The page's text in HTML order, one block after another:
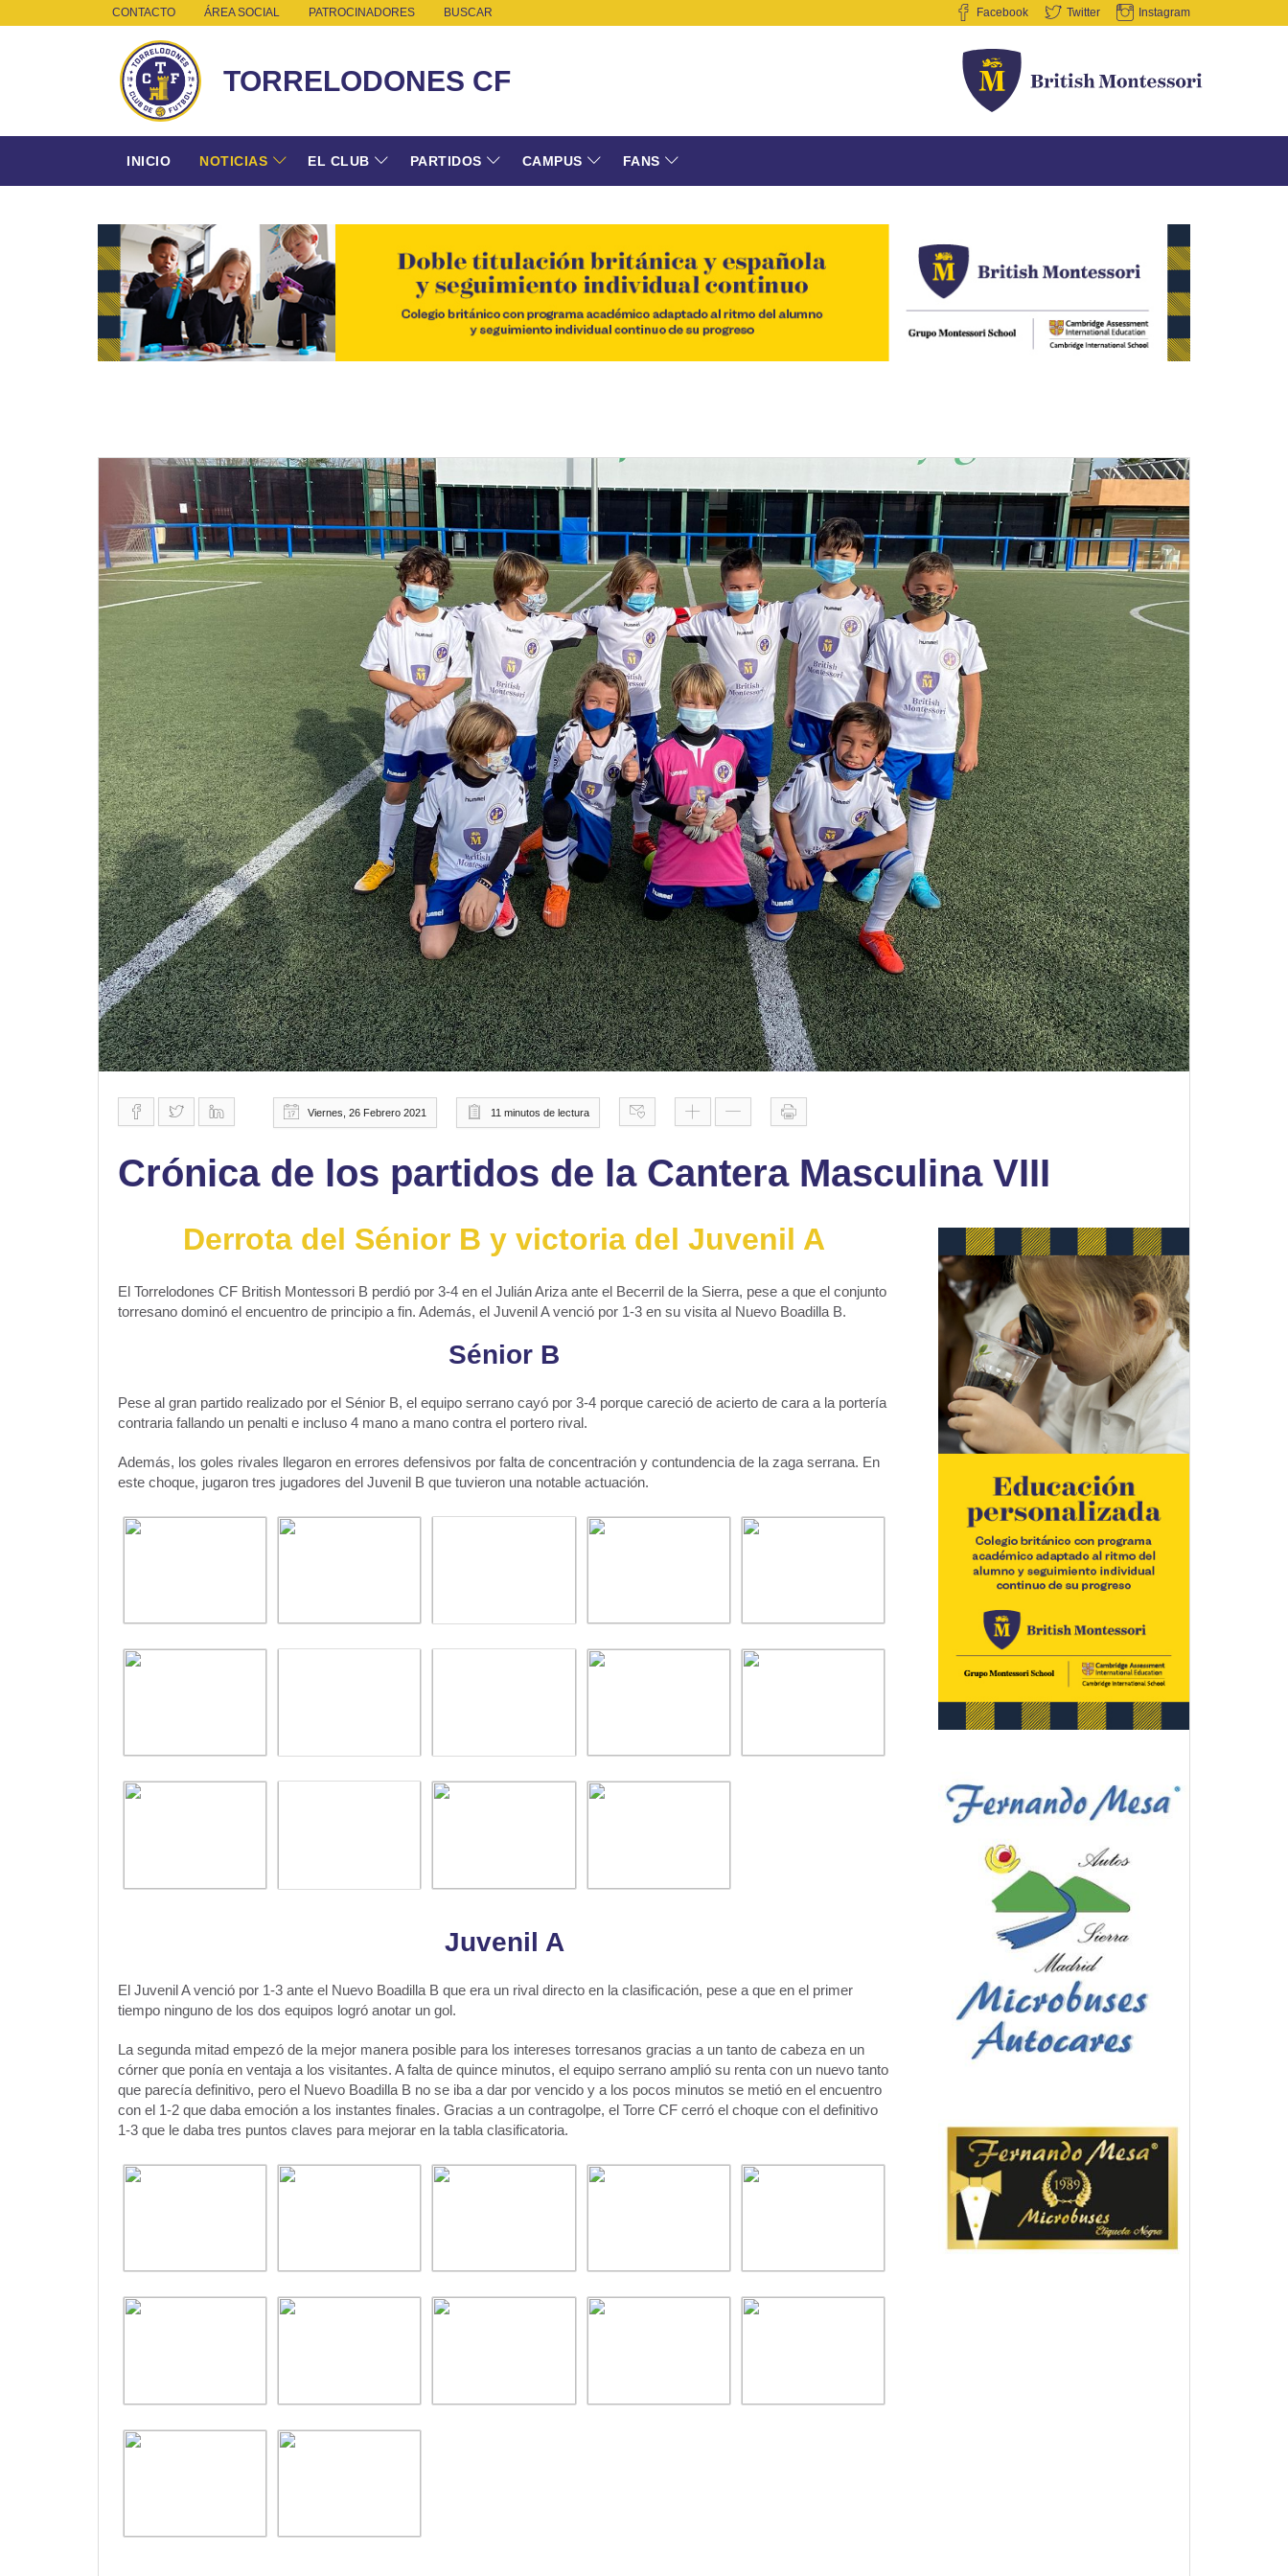
CONTACTO ÁREA SOCIAL PATROCINADORES BUSCAR Instagram
Twitter
Facebook
TORRELODONES CF
INICIO NOTICIAS EL CLUB PARTIDOS CAMPUS FANS
Viernes, 26 Febrero 2021 11 minutos de lectura
Crónica de los partidos de la Cantera Masculina VIII
Derrota del Sénior B y victoria del Juvenil A
El Torrelodones CF British Montessori B perdió por 3-4 en el Julián Ariza ante el Becerril de la Sierra, pese a que el conjunto
torresano dominó el encuentro de principio a fin. Además, el Juvenil A venció por 1-3 en su visita al Nuevo Boadilla B.
Sénior B
Pese al gran partido realizado por el Sénior B, el equipo serrano cayó por 3-4 porque careció de acierto de cara a la portería
contraria fallando un penalti e incluso 4 mano a mano contra el portero rival.
Además, los goles rivales llegaron en errores defensivos por falta de concentración y contundencia de la zaga serrana. En
este choque, jugaron tres jugadores del Juvenil B que tuvieron una notable actuación.
Juvenil A
El Juvenil A venció por 1-3 ante el Nuevo Boadilla B que era un rival directo en la clasificación, pese a que en el primer
tiempo ninguno de los dos equipos logró anotar un gol.
La segunda mitad empezó de la mejor manera posible para los intereses torresanos gracias a un tanto de cabeza en un
córner que ponía en ventaja a los visitantes. A falta de quince minutos, el equipo serrano amplió su renta con un nuevo tanto
que parecía definitivo, pero el Nuevo Boadilla B no se iba a dar por vencido y a los pocos minutos se metió en el encuentro
con el 1-2 que daba emoción a los instantes finales. Gracias a un contragolpe, el Torre CF cerró el choque con el definitivo
1-3 que le daba tres puntos claves para mejorar en la tabla clasificatoria.